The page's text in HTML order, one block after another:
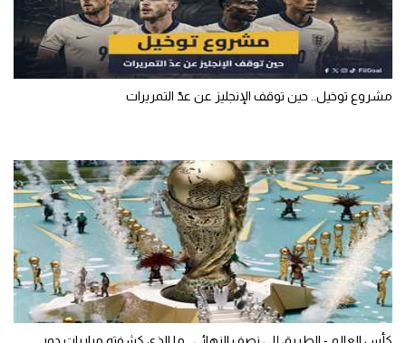
مشروع توخيل.. حين توقف الإنجليز عن عدّ التمريرات
كأس العالم - الطريق إلى نصف النهائي.. ما الذي كشفته مباريات دور